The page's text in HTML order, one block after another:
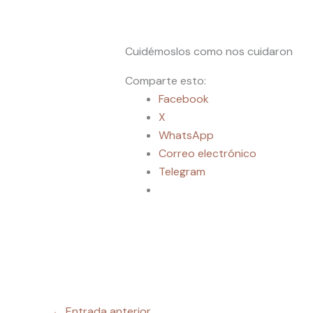
Cuidémoslos como nos cuidaron
Comparte esto:
Facebook
X
WhatsApp
Correo electrónico
Telegram